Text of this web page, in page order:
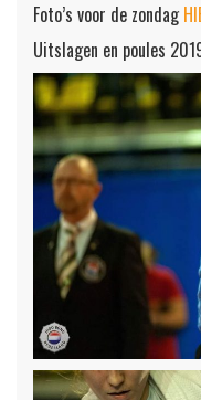
Foto’s voor de zondag
Uitslagen en poules